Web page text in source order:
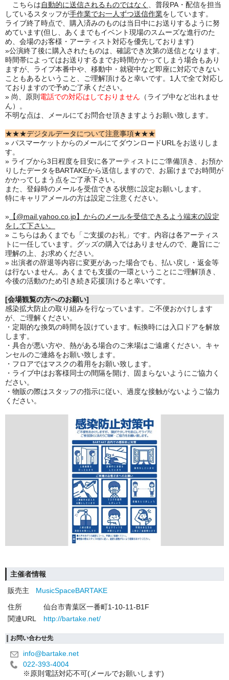
こちらは自動的に送信されるものではなく
、普段PA・配信を担当
しているスタッフが手作業でお一人ずつ送信作業をしています。
ライブ終了時点で、購入済みのものは当日中にお送りするように努
めています(但し、あくまでもイベント現場のスムーズな進行のた
め、会場のお客様・アーティスト対応を優先しております)
»公演終了後に購入されたものは、確認でき次第の送信となります。
時間帯によってはお送りするまでお時間かかってしまう場合もあり
ますが、ライブ本番中や、移動中・就寝中など即座に対応できない
こともあるということ、ご理解頂けると幸いです。1人で全て対応し
ておりますので予めご了承ください。
» 尚、原則 電話での対応はしておりません （ライブ中など出れませ
ん）。
不明な点は、メールにてお問合せ頂きますようお願い致します。
★★★デジタルデータについて注意事項★★★
» パスマーケットからのメールにてダウンロードURLをお送りしま
す。
» ライブから3日程度を目安に各アーティストにご準備頂き、お預か
りしたデータをBARTAKEから送信しますので、お届けまでお時間が
かかってしまう点をご了承下さい。
また、登録時のメールを受信できる状態に設定お願いします。
特にキャリアメールの方は設定ご注意ください。
» 【@mail.yahoo.co.jp】からのメールを受信できるよう端末の設定
をして下さい。
» こちらはあくまでも「ご支援のお礼」です。内容は各アーティス
トに一任しています。グッズの購入ではありませんので、趣旨にご
理解の上、お求めください。
» 出演者の辞退等内容に変更があった場合でも、払い戻し・返金等
は行ないません。あくまでも支援の一環ということにご理解頂き、
今後の活動のため引き続き応援頂けると幸いです。
[会場観覧の方へのお願い]
感染拡大防止の取り組みを行なっています。ご不便おかけします
が、ご理解ください。
・定期的な換気の時間を設けています。転換時には入口ドアを解放
します。
・具合が悪い方や、熱がある場合のご来場はご遠慮ください。キャ
ンセルのご連絡をお願い致します。
・フロアではマスクの着用をお願い致します。
・ライブ中はお客様同士の間隔を開け、固まらないようにご協力く
ださい。
・物販の際はスタッフの指示に従い、過度な接触がないようご協力
ください。
主催者情報
販売主
MusicSpaceBARTAKE
住所
仙台市青葉区一番町1-10-11-B1F
関連URL
http://bartake.net/
お問い合わせ先
info@bartake.net
022-393-4004
※原則電話対応不可(メールでお願いします)